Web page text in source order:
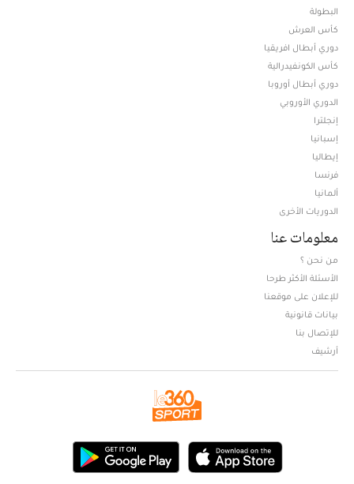
البطولة
كأس العرش
دوري أبطال افريقيا
كأس الكونفيدرالية
دوري أبطال أوروبا
الدوري الأوروبي
إنجلترا
إسبانيا
إيطاليا
فرنسا
ألمانيا
الدوريات الأخرى
معلومات عنا
من نحن ؟
الأسئلة الأكثر طرحا
للإعلان على موقعنا
بيانات قانونية
للإتصال بنا
أرشيف